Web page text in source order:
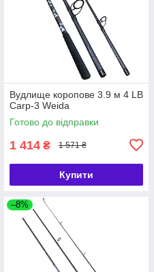
Вудлище коропове 3.9 м 4 LB
Carp-3 Weida
Готово до відправки
1 414 ₴ 1 571 ₴
Купити
–8%